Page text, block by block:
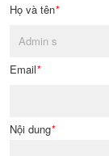
Họ và tên*
Email*
Nội dung*